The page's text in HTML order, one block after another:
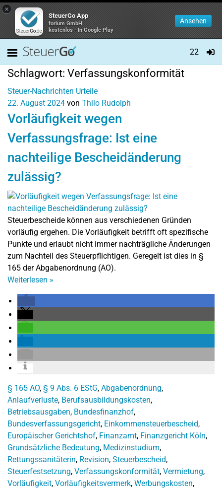
×
SteuerGo App
forium GmbH
kostenlos - In Google Play
Ansehen
22
Schlagwort: Verfassungskonformität
Steuer-Nachrichten Urteile
22. August 2024 von Thilo Rudolph
Vorläufigkeit wegen
Verfassungsfrage: Ist eine
nachteilige Bescheidänderung
zulässig?
Steuerbescheide können aus verschiedenen Gründen
vorläufig ergehen. Die Vorläufigkeit betrifft oft spezifische
Punkte und erlaubt nicht immer nachträgliche Änderungen
zum Nachteil des Steuerpflichtigen. Geregelt ist dies in §
165 der Abgabenordnung (AO).
Weiterlesen »
§ 165 AO, § 9 Abs. 6 EStG, Abgabenordnung,
Anlaufverluste, Berufsausbildungskosten,
Betriebsausgaben, Bundesfinanzhof,
Bundesverfassungsgericht, Einkommensteuerbescheid,
Europäischer Gerichtshof, Finanzamt, Finanzgericht Köln,
Grundsätzliche Bedeutung, Medizinstudium,
Rettungssanitäterin, Revision, Steuerbescheid,
Steuerfestsetzung, Verfassungskonformität, Vermietung,
Vorläufigkeit, Vorläufigkeitsvermerk, Werbungskosten,